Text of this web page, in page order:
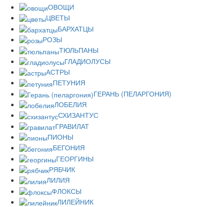
ОВОЩИ
ЦВЕТЫ
БАРХАТЦЫ
РОЗЫ
ТЮЛЬПАНЫ
ГЛАДИОЛУСЫ
АСТРЫ
ПЕТУНИЯ
ГЕРАНЬ (ПЕЛАРГОНИЯ)
ЛОБЕЛИЯ
СХИЗАНТУС
ГРАВИЛАТ
ПИОНЫ
БЕГОНИЯ
ГЕОРГИНЫ
РЯБЧИК
ЛИЛИЯ
ФЛОКСЫ
ЛИЛЕЙНИК